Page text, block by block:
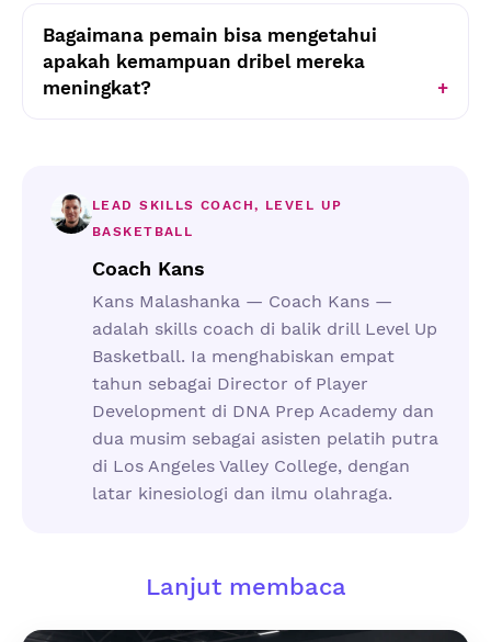
Bagaimana pemain bisa mengetahui
apakah kemampuan dribel mereka
meningkat?
LEAD SKILLS COACH, LEVEL UP
BASKETBALL
Coach Kans
Kans Malashanka — Coach Kans —
adalah skills coach di balik drill Level Up
Basketball. Ia menghabiskan empat
tahun sebagai Director of Player
Development di DNA Prep Academy dan
dua musim sebagai asisten pelatih putra
di Los Angeles Valley College, dengan
latar kinesiologi dan ilmu olahraga.
Lanjut membaca